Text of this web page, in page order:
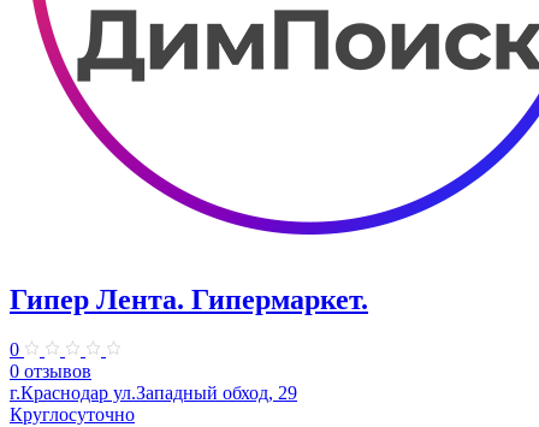
Гипер Лента. Гипермаркет.
0
0 отзывов
г.Краснодар ул.Западный обход, 29
Круглосуточно